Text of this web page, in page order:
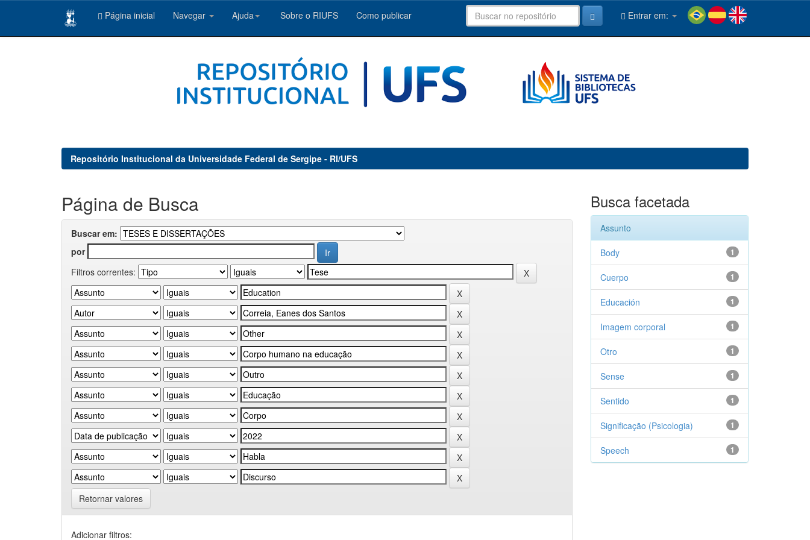
Página inicial Navegar Ajuda Sobre o RIUFS Como publicar Entrar em:
Repositório Institucional da Universidade Federal de Sergipe - RI/UFS
Página de Busca
Buscar em:
por
Filtros correntes:
Retornar valores
Adicionar filtros:
Busca facetada
Assunto
1
Body
1
Cuerpo
1
Educación
1
Imagem corporal
1
Otro
1
Sense
1
Sentido
1
Significação (Psicologia)
1
Speech